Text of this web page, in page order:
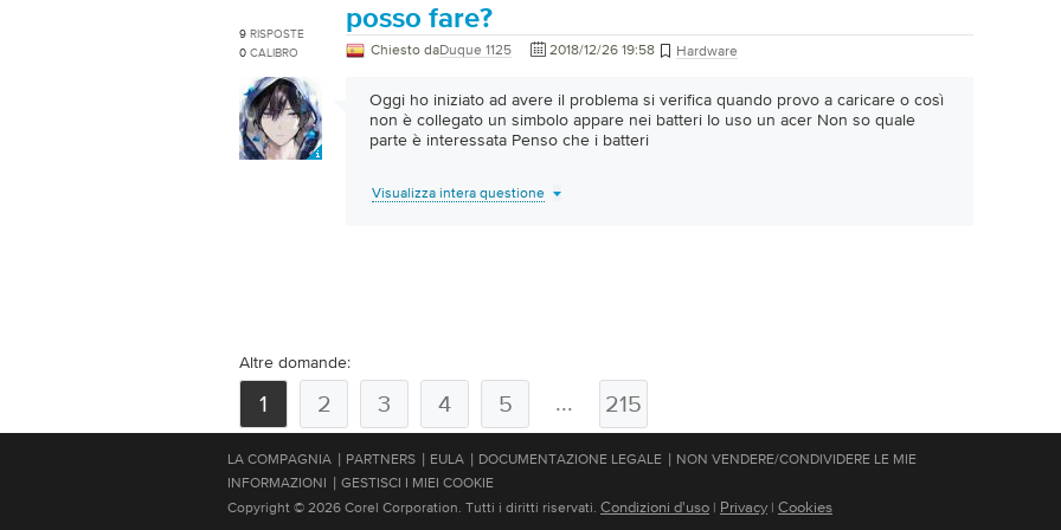
9 RISPOSTE
0 CALIBRO
posso fare?
Chiesto daDuque 1125 2018/12/26 19:58 Hardware
Oggi ho iniziato ad avere il problema si verifica quando provo a caricare o così
non è collegato un simbolo appare nei batteri Io uso un acer Non so quale
parte è interessata Penso che i batteri
Visualizza intera questione
Altre domande:
1 2 3 4 5 ... 215
LA COMPAGNIA | PARTNERS | EULA | DOCUMENTAZIONE LEGALE | NON VENDERE/CONDIVIDERE LE MIE
INFORMAZIONI | GESTISCI I MIEI COOKIE
Copyright © 2026 Corel Corporation. Tutti i diritti riservati. Condizioni d'uso | Privacy | Cookies